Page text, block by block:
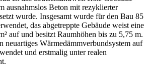
ausnahmslos Beton mit rezyklierter
wurde. Insgesamt wurde für den Bau 85
das abgetreppte Gebäude weist eine
auf und besitzt Raumhöhen bis zu 5,75 m.
neuartiges Wärmedämmverbundsystem auf
und erstmalig unter realen